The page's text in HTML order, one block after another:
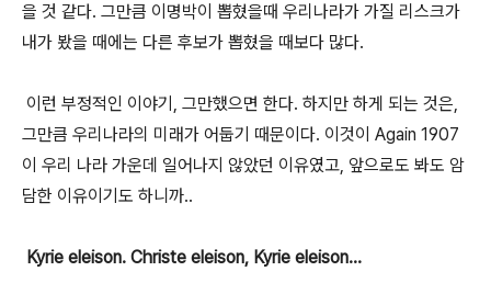
을 것 같다. 그만큼 이명박이 뽑혔을때 우리나라가 가질 리스크가
내가 봤을 때에는 다른 후보가 뽑혔을 때보다 많다.
이런 부정적인 이야기, 그만했으면 한다. 하지만 하게 되는 것은,
그만큼 우리나라의 미래가 어둡기 때문이다. 이것이 Again 1907
이 우리 나라 가운데 일어나지 않았던 이유였고, 앞으로도 봐도 암
담한 이유이기도 하니까..
Kyrie eleison. Christe eleison, Kyrie eleison...